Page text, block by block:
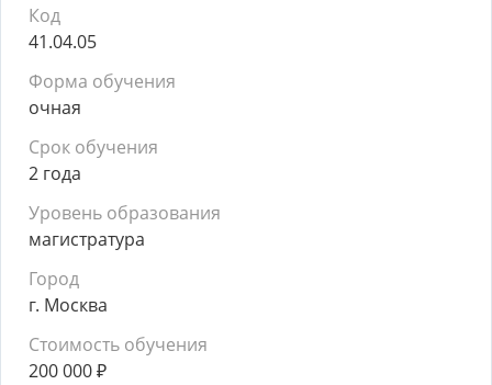
Код
41.04.05
Форма обучения
очная
Срок обучения
2 года
Уровень образования
магистратура
Город
г. Москва
Стоимость обучения
200 000₽